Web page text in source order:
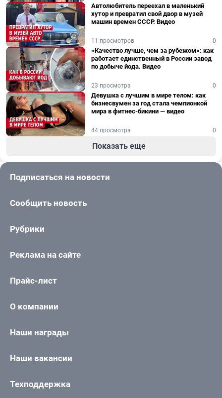
Автолюбитель переехал в маленький
хутор и превратил свой двор в музей
машин времен СССР. Видео
11 просмотров 0
«Качество лучше, чем за рубежом»: как
работает единственный в России завод
по добыче йода. Видео
23 просмотра 0
Девушка с лучшим в мире телом: как
бизнесвумен за год стала чемпионкой
мира в фитнес-бикини — видео
44 просмотра 0
Показать еще
Подписаться на новости
Сообщить новость
Рубрики
Реклама на сайте
Прайс-лист
О компании
Наши награды
Наши вакансии
Техподдержка